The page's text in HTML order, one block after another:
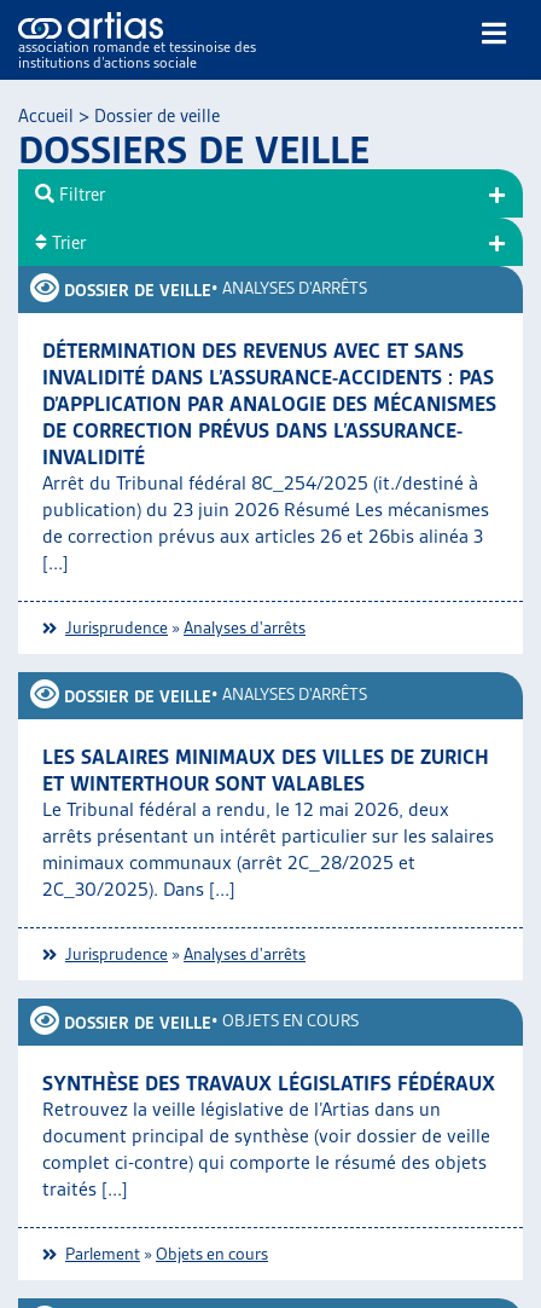
association romande et tessinoise des
institutions d’actions sociale
NOS PUBLICATIONS
DOSSIERS DU MOIS
VEILLE
RESSOURCES
THÉMATIQUES
GUIDE SOCIAL ROMAND
ARTIAS
PROJETS ET ACTIVITÉS
Accueil > Dossier de veille
DOSSIERS DE VEILLE
DOSSIER DE VEILLE• ANALYSES D'ARRÊTS
DÉTERMINATION DES REVENUS AVEC ET SANS
INVALIDITÉ DANS L’ASSURANCE-ACCIDENTS : PAS
D’APPLICATION PAR ANALOGIE DES MÉCANISMES
DE CORRECTION PRÉVUS DANS L’ASSURANCE-
INVALIDITÉ
Arrêt du Tribunal fédéral 8C_254/2025 (it./destiné à
publication) du 23 juin 2026 Résumé Les mécanismes
de correction prévus aux articles 26 et 26bis alinéa 3
[...]
Jurisprudence »Analyses d'arrêts
DOSSIER DE VEILLE• ANALYSES D'ARRÊTS
LES SALAIRES MINIMAUX DES VILLES DE ZURICH
ET WINTERTHOUR SONT VALABLES
Le Tribunal fédéral a rendu, le 12 mai 2026, deux
arrêts présentant un intérêt particulier sur les salaires
minimaux communaux (arrêt 2C_28/2025 et
2C_30/2025). Dans [...]
Jurisprudence »Analyses d'arrêts
DOSSIER DE VEILLE• OBJETS EN COURS
SYNTHÈSE DES TRAVAUX LÉGISLATIFS FÉDÉRAUX
Retrouvez la veille législative de l’Artias dans un
document principal de synthèse (voir dossier de veille
complet ci-contre) qui comporte le résumé des objets
traités [...]
Parlement »Objets en cours
Filtrer
Trier